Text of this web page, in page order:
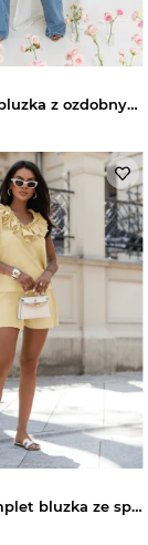
Wiskozowa bluzka z ozdobnymi różami JARISA - pudrowy róż magmac
Stylowy komplet bluzka ze spodenkami LURDES - masełkowy magmac